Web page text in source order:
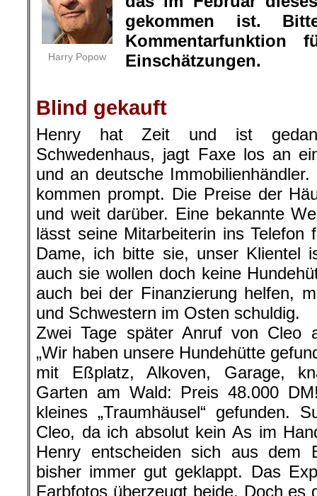
Harry Popow
gekommen ist.
Einschätzungen.
Blind gekauft
Henry hat Zeit und ist
Schwedenhaus, jagt Faxe los an
und an deutsche
kommen prompt. Die Preise der
und weit darüber. Eine bekannte
lässt seine Mitarbeiterin ins Telefon
Dame, ich bitte sie, unser Klientel
auch sie wollen doch keine
auch bei der Finanzierung helfen,
und Schwestern im Osten schuldig.
Zwei Tage später Anruf von Cleo
„Wir haben unsere Hundehütte
mit Eßplatz, Alkoven, Garage,
Garten am Wald: Preis 48.000
kleines „Traumhäusel“ gefunden.
Cleo, da ich absolut kein As im
Henry entscheiden sich aus dem
bisher immer gut geklappt. Das
Farbfotos überzeugt beide. Doch es